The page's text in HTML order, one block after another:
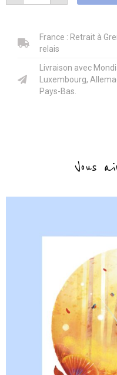
d’art
~
8
France : Retrait à
relais
Livraison avec
Luxembourg,
Pays-Bas.
Vous